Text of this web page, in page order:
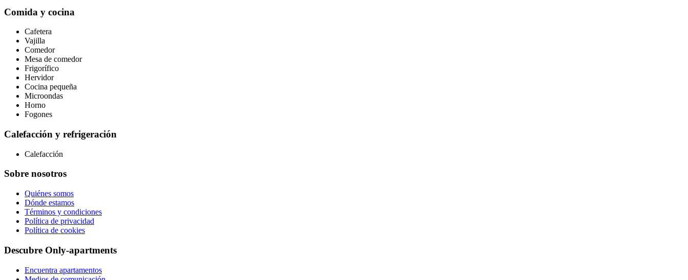
Comida y cocina
Cafetera
Vajilla
Comedor
Mesa de comedor
Frigorífico
Hervidor
Cocina pequeña
Microondas
Horno
Fogones
Calefacción y refrigeración
Calefacción
Sobre nosotros
Quiénes somos
Dónde estamos
Términos y condiciones
Política de privacidad
Política de cookies
Descubre Only-apartments
Encuentra apartamentos